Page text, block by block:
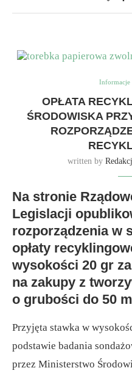
Informacje
OPŁATA
ŚRODOWISKA
written by
Na stronie
Legislacji
rozporządzenia w
opłaty
wysokości 20 gr
na zakupy z
o grubości do 50
Przyjęta stawka w
podstawie badania
przez Ministerstwo